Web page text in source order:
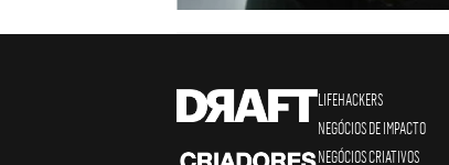
LIFEHACKERS
NEGÓCIOS DE IMPACTO
NEGÓCIOS CRIATIVOS